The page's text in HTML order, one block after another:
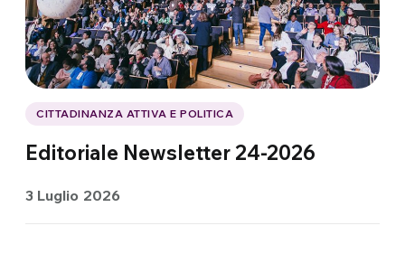
CITTADINANZA ATTIVA E POLITICA
Editoriale Newsletter 24-2026
3 Luglio 2026